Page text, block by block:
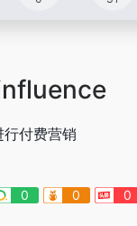
付费营销
0 0 0